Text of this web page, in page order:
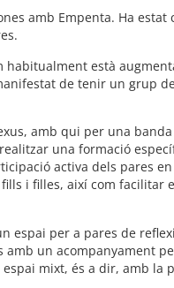
amb Empenta. Ha
habitualment està
de tenir un grup
amb qui per una
una formació
activa dels pares en
i filles, així com facilitar
espai per a pares de
un acompanyament
mixt, és a dir, amb la